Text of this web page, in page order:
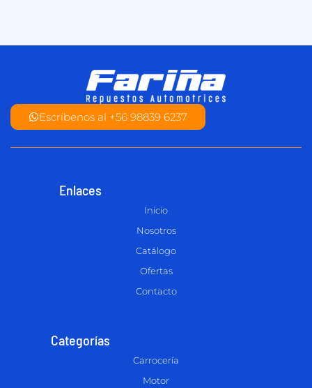
Escríbenos al +56 98839 6237
Enlaces
Inicio
Nosotros
Catálogo
Ofertas
Contacto
Categorías
Carrocería
Motor